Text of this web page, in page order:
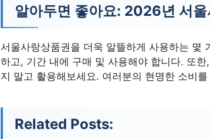
알아두면 좋아요: 2026년 서
서울사랑상품권을 더욱 알뜰하게 사용하는 몇
하고, 기간 내에 구매 및 사용해야 합니다. 또
지 말고 활용해보세요. 여러분의 현명한 소비
Related Posts: